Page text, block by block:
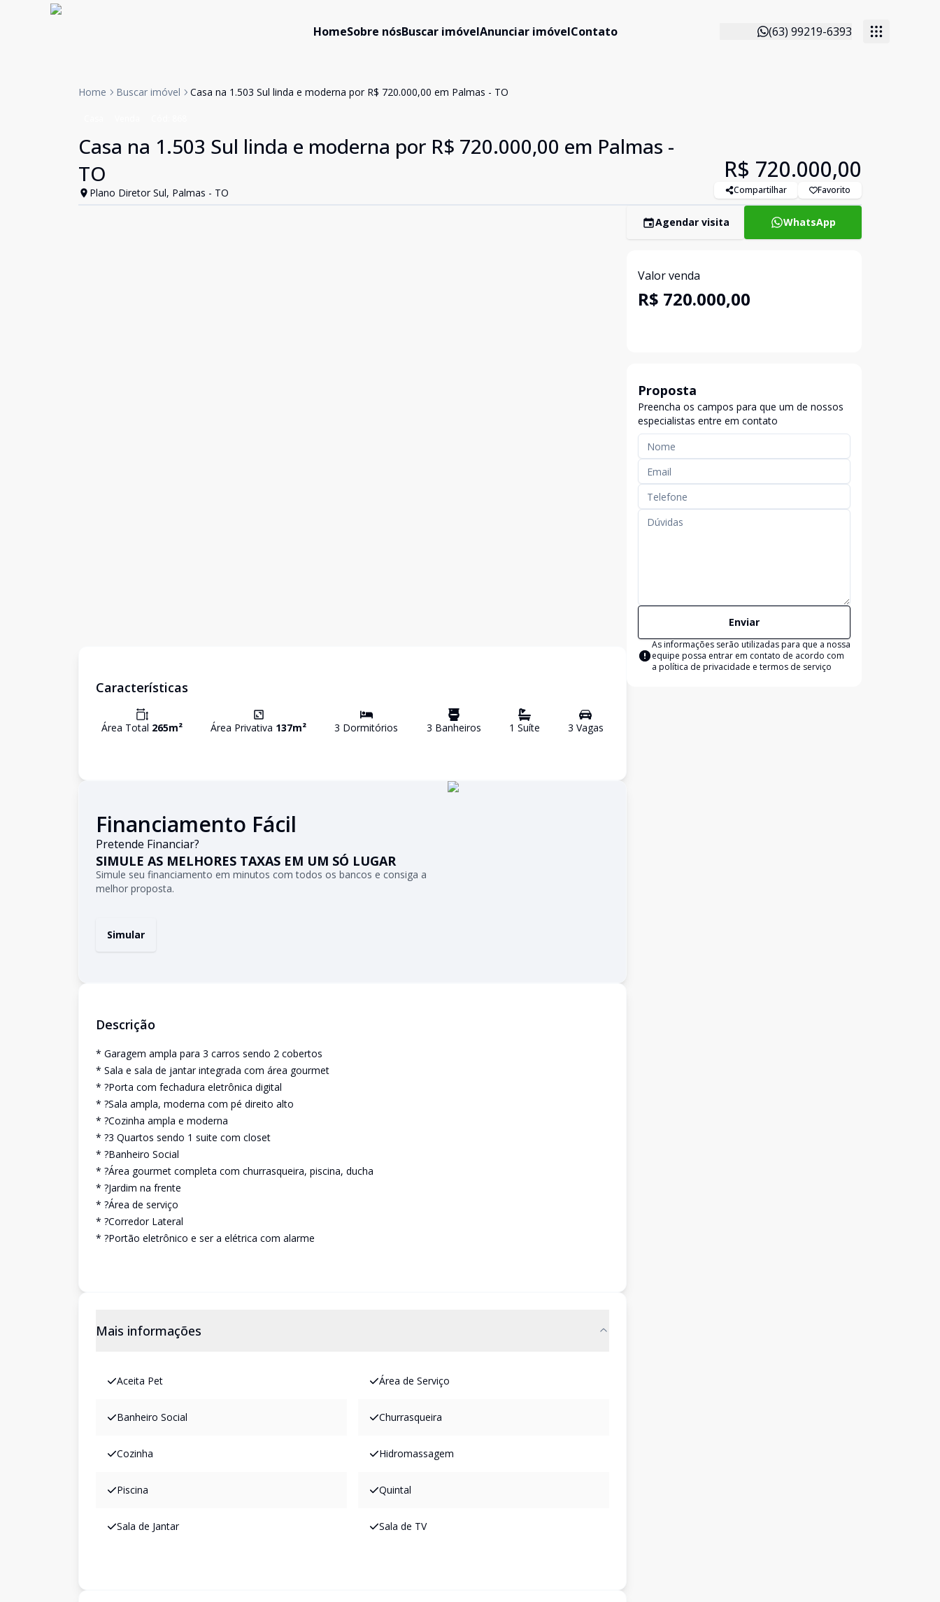
HomeSobre nósBuscar imóvelAnunciar imóvelContato (63) 99219-6393
Home Buscar imóvel Casa na 1.503 Sul linda e moderna por R$ 720.000,00 em Palmas - TO
Casa na 1.503 Sul linda e moderna por R$ 720.000,00 em Palmas -
TO
Plano Diretor Sul, Palmas - TO
R$ 720.000,00
Compartilhar Favorito
Características
Área Total 265m² Área Privativa 137m² 3 Dormitórios 3 Banheiros 1 Suíte 3 Vagas
Financiamento Fácil
Pretende Financiar?
SIMULE AS MELHORES TAXAS EM UM SÓ LUGAR
Simule seu financiamento em minutos com todos os bancos e consiga a
melhor proposta.
Simular
Descrição
* Garagem ampla para 3 carros sendo 2 cobertos
* Sala e sala de jantar integrada com área gourmet
* ?Porta com fechadura eletrônica digital
* ?Sala ampla, moderna com pé direito alto
* ?Cozinha ampla e moderna
* ?3 Quartos sendo 1 suite com closet
* ?Banheiro Social
* ?Área gourmet completa com churrasqueira, piscina, ducha
* ?Jardim na frente
* ?Área de serviço
* ?Corredor Lateral
* ?Portão eletrônico e ser a elétrica com alarme
Mais informações
Aceita Pet Área de Serviço
Banheiro Social Churrasqueira
Cozinha Hidromassagem
Piscina Quintal
Sala de Jantar Sala de TV
Agendar visita WhatsApp
Valor venda
R$ 720.000,00
Proposta
Preencha os campos para que um de nossos
especialistas entre em contato
Enviar
As informações serão utilizadas para que a nossa
equipe possa entrar em contato de acordo com
a política de privacidade e termos de serviço